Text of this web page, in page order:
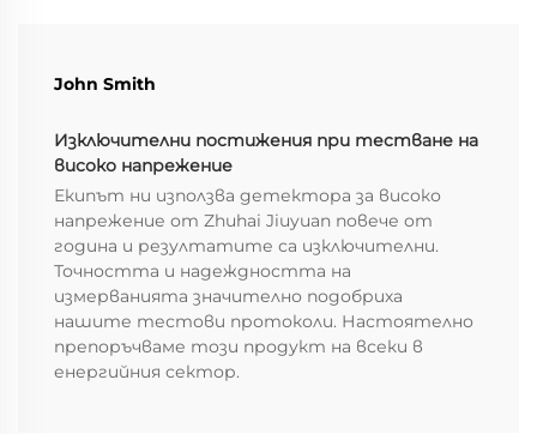
John Smith
Изключителни постижения при тестване на
високо напрежение
Екипът ни използва детектора за високо
напрежение от Zhuhai Jiuyuan повече от
година и резултатите са изключителни.
Точността и надеждността на
измерванията значително подобриха
нашите тестови протоколи. Настоятелно
препоръчваме този продукт на всеки в
енергийния сектор.